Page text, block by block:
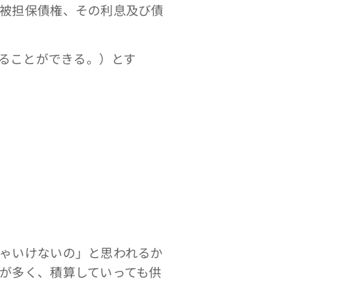
担保債権、その利息及び債
ことができる。）とす
いけないの」と思われるか
多く、積算していっても供